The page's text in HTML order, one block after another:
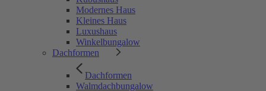
Modernes Haus
Kleines Haus
Luxushaus
Winkelbungalow
Dachformen
Dachformen
Walmdachbungalow